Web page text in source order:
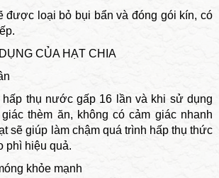
được loại bỏ bụi bẩn và đóng gói kín, có
CỦA HẠT CHIA
thụ nước gấp 16 lần và khi sử dụng
thèm ăn, không có cảm giác nhanh
sẽ giúp làm chậm quá trình hấp thụ thức
phì hiệu quả.
khỏe mạnh